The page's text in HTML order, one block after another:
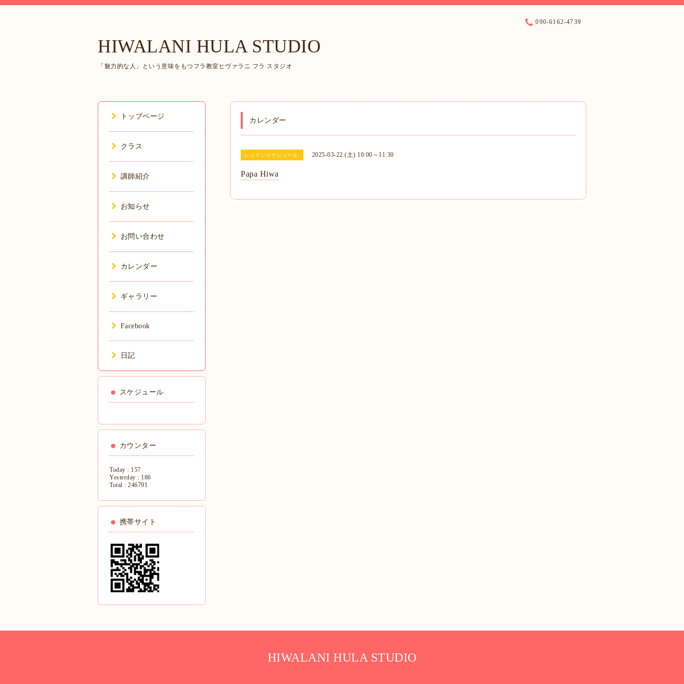
HIWALANI HULA STUDIO
「魅力的な人」という意味をもつフラ教室ヒヴァラニ フラ スタジオ
090-6162-4739
カレンダー
レッスンスケジュール 2025-03-22 (土) 10:00～11:30
Papa Hiwa
トップページ
クラス
講師紹介
お知らせ
お問い合わせ
カレンダー
ギャラリー
Facebook
日記
スケジュール
カウンター
Today : 157
Yesterday : 186
Total : 246791
携帯サイト
HIWALANI HULA STUDIO